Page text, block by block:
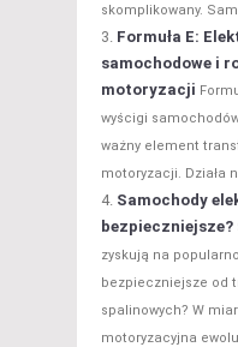
skomplikowany.
Formuła E:
samochodowe i
motoryzacji
wyścigi
ważny element
motoryzacji. Działa
Samochody
bezpieczniejsze?
zyskują na
bezpieczniejsze od
spalinowych? W
motoryzacyjna